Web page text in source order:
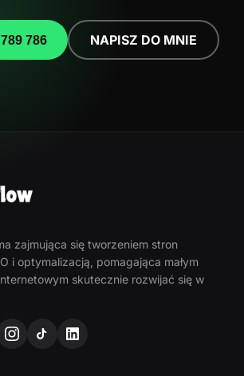
786 NAPISZ DO MNIE
zajmująca się tworzeniem stron
i optymalizacją, pomagająca małym
skutecznie rozwijać się w